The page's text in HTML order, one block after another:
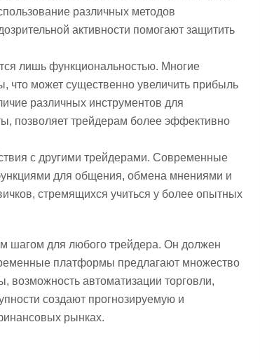
различных методов
активности помогают защитить
лишь функциональностью. Многие
что может существенно увеличить прибыль
различных инструментов для
позволяет трейдерам более эффективно
с другими трейдерами. Современные
для общения, обмена мнениями и
стремящихся учиться у более опытных
шагом для любого трейдера. Он должен
платформы предлагают множество
автоматизации торговли,
создают прогнозируемую и
рынках.